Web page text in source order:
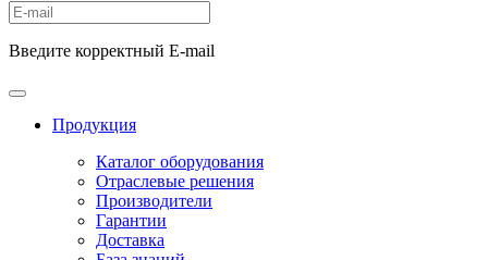
Введите корректный E-mail
Продукция
Каталог оборудования
Отраслевые решения
Производители
Гарантии
Доставка